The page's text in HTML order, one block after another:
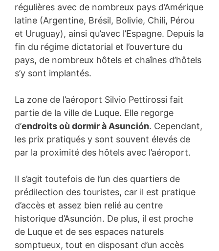
régulières avec de nombreux pays d’Amérique
latine (Argentine, Brésil, Bolivie, Chili, Pérou
et Uruguay), ainsi qu’avec l’Espagne. Depuis la
fin du régime dictatorial et l’ouverture du
pays, de nombreux hôtels et chaînes d’hôtels
s’y sont implantés.
La zone de l’aéroport Silvio Pettirossi fait
partie de la ville de Luque. Elle regorge
d’endroits où dormir à Asunción. Cependant,
les prix pratiqués y sont souvent élevés de
par la proximité des hôtels avec l’aéroport.
Il s’agit toutefois de l’un des quartiers de
prédilection des touristes, car il est pratique
d’accès et assez bien relié au centre
historique d’Asunción. De plus, il est proche
de Luque et de ses espaces naturels
somptueux, tout en disposant d’un accès